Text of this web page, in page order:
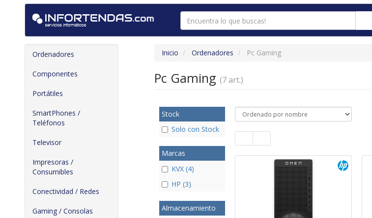
Ordenadores
Componentes
Portátiles
SmartPhones /
Teléfonos
Televisor
Impresoras /
Consumibles
Conectividad / Redes
Gaming / Consolas
Inicio Ordenadores Pc Gaming
Pc Gaming (7 art.)
Stock
Solo con Stock
Marcas
KVX (4)
HP (3)
Almacenamiento